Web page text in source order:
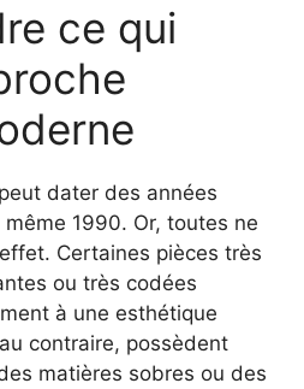
ce qui
dater des années
1990. Or, toutes ne
Certaines pièces très
ou très codées
à une esthétique
contraire, possèdent
matières sobres ou des